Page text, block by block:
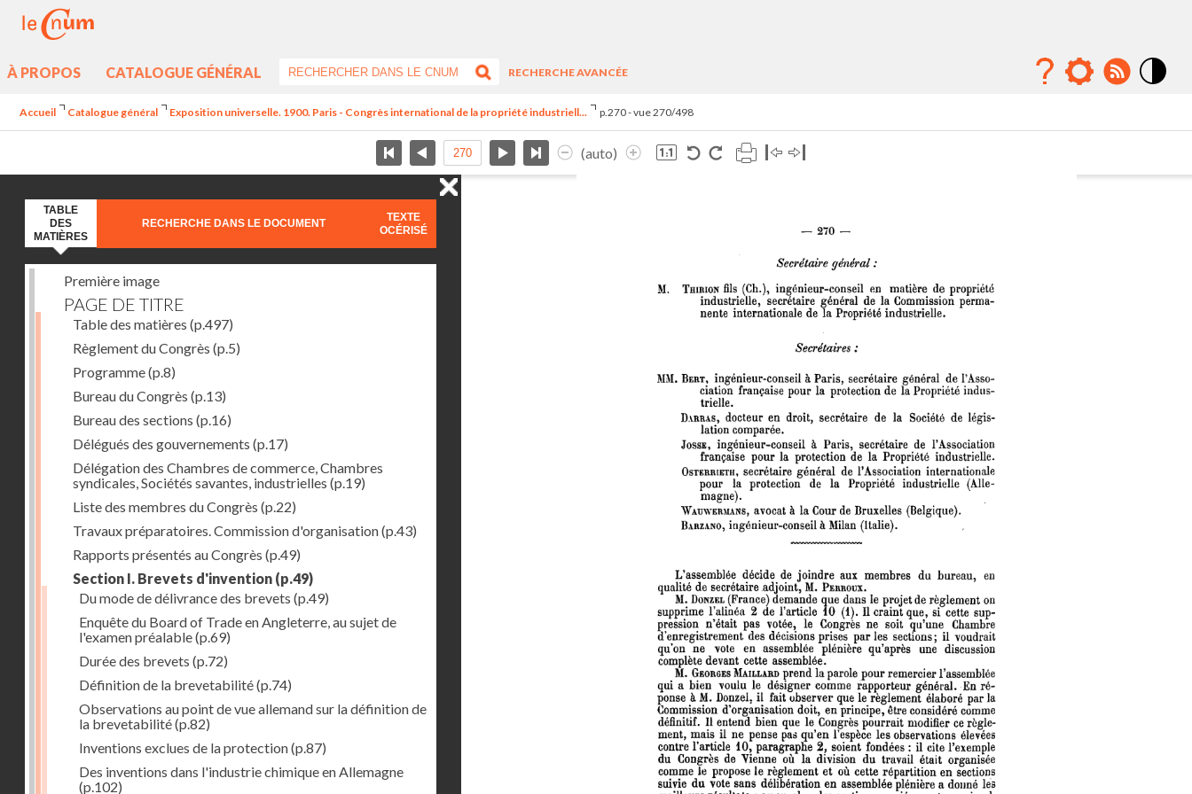
À PROPOS CATALOGUE GÉNÉRAL
RECHERCHE AVANCÉE
Accueil Catalogue général Exposition universelle. 1900. Paris - Congrès international de la propriété industriell... p.270 - vue 270/498
(auto)
TABLE
DES
MATIÈRES
RECHERCHE DANS LE DOCUMENT
TEXTE
OCÉRISÉ
Première image
PAGE DE TITRE
Table des matières (p.497)
Règlement du Congrès (p.5)
Programme(p.8)
Bureau du Congrès (p.13)
Bureau des sections (p.16)
Délégués des gouvernements (p.17)
Délégation des Chambres de commerce, Chambres
syndicales, Sociétés savantes, industrielles (p.19)
Liste des membres du Congrès (p.22)
Travaux préparatoires. Commission d'organisation(p.43)
Rapports présentés au Congrès (p.49)
Section I. Brevets d'invention (p.49)
Du mode de délivrance des brevets (p.49)
Enquête du Board of Trade en Angleterre, au sujet de
l'examen préalable(p.69)
Durée des brevets (p.72)
Définition de la brevetabilité(p.74)
Observations au point de vue allemand sur la définition de
la brevetabilité(p.82)
Inventions exclues de la protection(p.87)
Des inventions dans l'industrie chimique en Allemagne
(p.102)